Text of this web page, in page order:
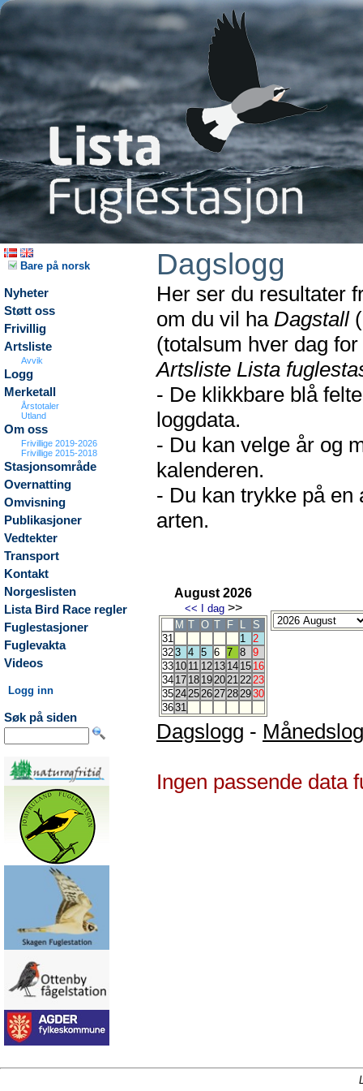
Bare på norsk
Nyheter
Støtt oss
Frivillig
Artsliste
Avvik
Logg
Merketall
Årstotaler
Utland
Om oss
Frivillige 2019-2026
Frivillige 2015-2018
Stasjonsområde
Overnatting
Omvisning
Publikasjoner
Vedtekter
Transport
Kontakt
Norgeslisten
Lista Bird Race regler
Fuglestasjoner
Fuglevakta
Videos
Logg inn
Søk på siden
Dagslogg
Her ser du resultater
om du vil ha Dagstall
(totalsum hver dag
Artsliste Lista
- De klikkbare blå
loggdata.
- Du kan velge år og
kalenderen.
- Du kan trykke på en
arten.
August 2026
<< I dag>>
M T O T F L
S
31
1 2
323 4 5 6 7 8 9
33 10 11 12 13 14 15 16
34 17 18 1920212223
3524252627282930
3631
Dagslogg -
Ingen passende data